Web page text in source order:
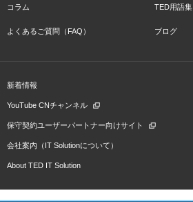
コラム TED用語集
よくあるご質問（FAQ） ブログ
新着情報
YouTube CNチャンネル
保守契約ユーザーパートナー向けサイト
会社案内（IT Solutionについて）
About TED IT Solution